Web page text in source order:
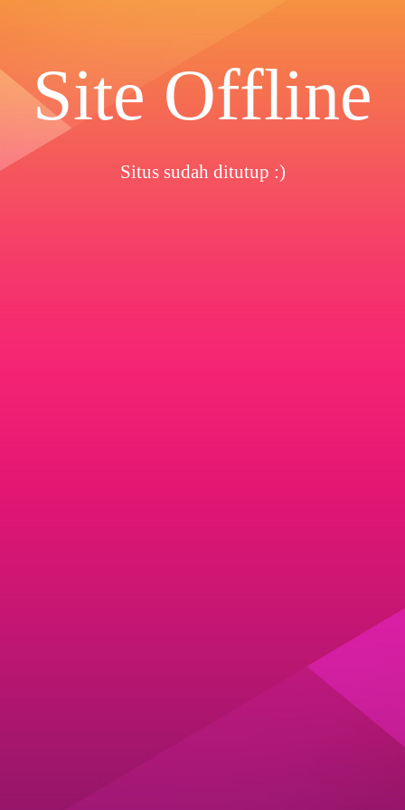
Site Offline
Situs sudah ditutup :)